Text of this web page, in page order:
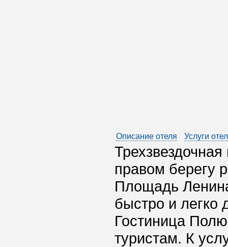
Описание отеля Услуги
правом берегу
Площадь
быстро и легко
Гостиница
туристам. К